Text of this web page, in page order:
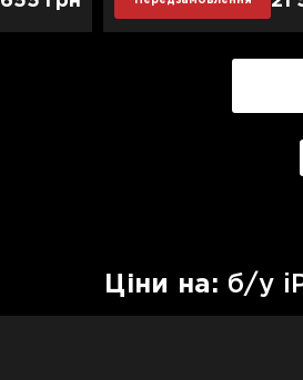
Цiни на: б/у